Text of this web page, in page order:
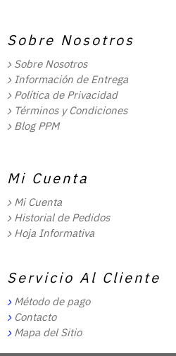
Sobre Nosotros
Sobre Nosotros
Información de Entrega
Política de Privacidad
Términos y Condiciones
Blog PPM
Mi Cuenta
Mi Cuenta
Historial de Pedidos
Hoja Informativa
Servicio Al Cliente
Método de pago
Contacto
Mapa del Sitio